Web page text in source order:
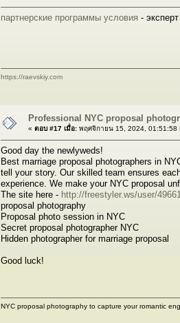
партнерские программы условия -
https://raevskiy.com
Professional NYC proposal
« ตอบ #17 เมื่อ: พฤศจิกายน 15, 2024, 01:51:58
Good day the newlyweds!
Best marriage proposal photographers in
tell your story. Our skilled team ensures
experience. We make your NYC proposal
The site here - http://freestyler.ws/user/
proposal photography
Proposal photo session in NYC
Secret proposal photographer NYC
Hidden photographer for marriage proposal
Good luck!
NYC proposal photography to capture your romantic